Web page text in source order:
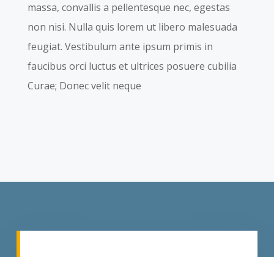
massa, convallis a pellentesque nec, egestas
non nisi. Nulla quis lorem ut libero malesuada
feugiat. Vestibulum ante ipsum primis in
faucibus orci luctus et ultrices posuere cubilia
Curae; Donec velit neque